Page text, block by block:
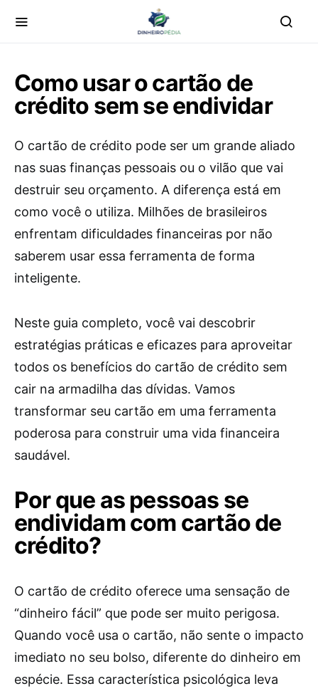
Como usar o cartão de
crédito sem se endividar
O cartão de crédito pode ser um grande aliado
nas suas finanças pessoais ou o vilão que vai
destruir seu orçamento. A diferença está em
como você o utiliza. Milhões de brasileiros
enfrentam dificuldades financeiras por não
saberem usar essa ferramenta de forma
inteligente.
Neste guia completo, você vai descobrir
estratégias práticas e eficazes para aproveitar
todos os benefícios do cartão de crédito sem
cair na armadilha das dívidas. Vamos
transformar seu cartão em uma ferramenta
poderosa para construir uma vida financeira
saudável.
Por que as pessoas se
endividam com cartão de
crédito?
O cartão de crédito oferece uma sensação de
“dinheiro fácil” que pode ser muito perigosa.
Quando você usa o cartão, não sente o impacto
imediato no seu bolso, diferente do dinheiro em
espécie. Essa característica psicológica leva